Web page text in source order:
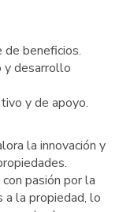
beneficios.
y desarrollo
y de apoyo.
la innovación y
pasión por la
a la propiedad, lo